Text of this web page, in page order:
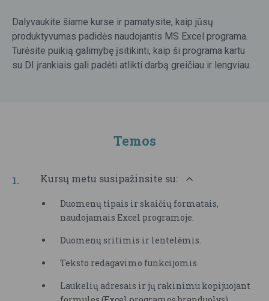
Dalyvaukite šiame kurse ir pamatysite, kaip jūsų
produktyvumas padidės naudojantis MS Excel programa.
Turėsite puikią galimybę įsitikinti, kaip ši programa kartu
su DI įrankiais gali padėti atlikti darbą greičiau ir lengviau.
Temos
Kursų metu susipažinsite su:
Duomenų tipais ir skaičių formatais,
naudojamais Excel programoje.
Duomenų sritimis ir lentelėmis.
Teksto redagavimo funkcijomis.
Laukelių adresais ir jų rakinimu kopijuojant